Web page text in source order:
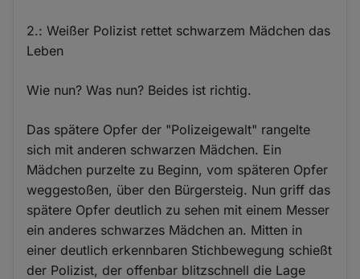
2.: Weißer Polizist rettet schwarzem Mädchen das
Leben
Wie nun? Was nun? Beides ist richtig.
Das spätere Opfer der "Polizeigewalt" rangelte
sich mit anderen schwarzen Mädchen. Ein
Mädchen purzelte zu Beginn, vom späteren Opfer
weggestoßen, über den Bürgersteig. Nun griff das
spätere Opfer deutlich zu sehen mit einem Messer
ein anderes schwarzes Mädchen an. Mitten in
einer deutlich erkennbaren Stichbewegung schießt
der Polizist, der offenbar blitzschnell die Lage